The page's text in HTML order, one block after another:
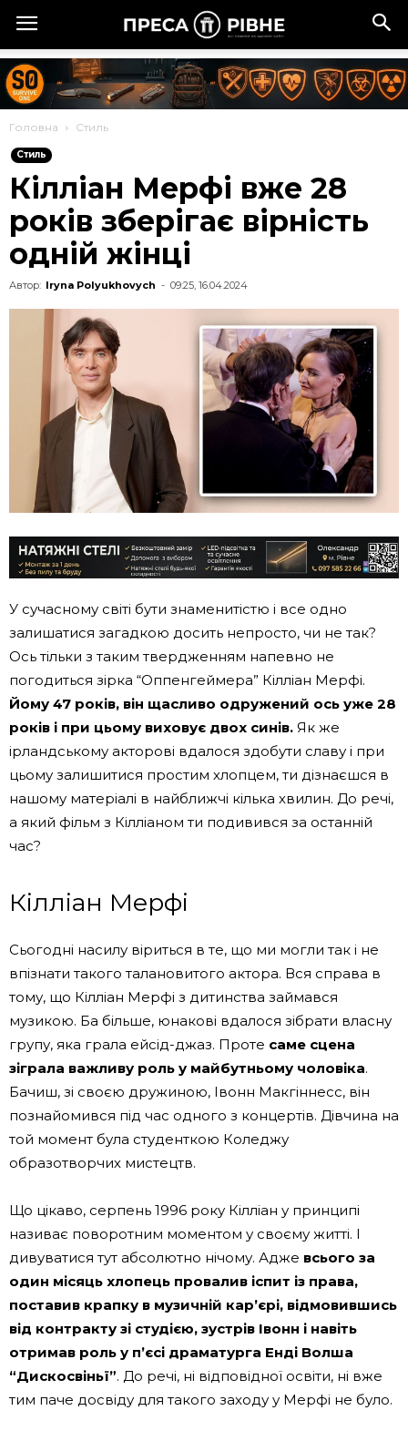
Головна Стиль
Стиль
Кілліан Мерфі вже 28
років зберігає вірність
одній жінці
Автор: Iryna Polyukhovych - 09:25, 16.04.2024
У сучасному світі бути знаменитістю і все одно
залишатися загадкою досить непросто, чи не так?
Ось тільки з таким твердженням напевно не
погодиться зірка “Оппенгеймера” Кілліан Мерфі.
Йому 47 років, він щасливо одружений ось уже 28
років і при цьому виховує двох синів. Як же
ірландському акторові вдалося здобути славу і при
цьому залишитися простим хлопцем, ти дізнаєшся в
нашому матеріалі в найближчі кілька хвилин. До речі,
а який фільм з Кілліаном ти подивився за останній
час?
Кілліан Мерфі
Сьогодні насилу віриться в те, що ми могли так і не
впізнати такого талановитого актора. Вся справа в
тому, що Кілліан Мерфі з дитинства займався
музикою. Ба більше, юнакові вдалося зібрати власну
групу, яка грала ейсід-джаз. Проте саме сцена
зіграла важливу роль у майбутньому чоловіка.
Бачиш, зі своєю дружиною, Івонн Макгіннесс, він
познайомився під час одного з концертів. Дівчина на
той момент була студенткою Коледжу
образотворчих мистецтв.
Що цікаво, серпень 1996 року Кілліан у принципі
називає поворотним моментом у своєму житті. І
дивуватися тут абсолютно нічому. Адже всього за
один місяць хлопець провалив іспит із права,
поставив крапку в музичній кар’єрі, відмовившись
від контракту зі студією, зустрів Івонн і навіть
отримав роль у п’єсі драматурга Енді Волша
“Дискосвіньї”. До речі, ні відповідної освіти, ні вже
тим паче досвіду для такого заходу у Мерфі не було.